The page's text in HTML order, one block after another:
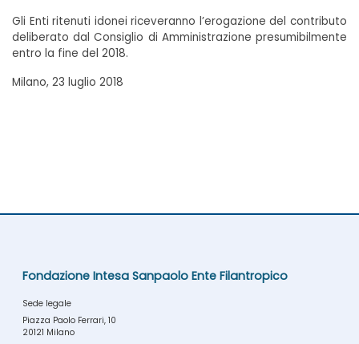
Gli Enti ritenuti idonei riceveranno l’erogazione del contributo
deliberato dal Consiglio di Amministrazione presumibilmente
entro la fine del 2018.
Milano, 23 luglio 2018
Fondazione Intesa Sanpaolo Ente Filantropico
Sede legale
Piazza Paolo Ferrari, 10
20121 Milano